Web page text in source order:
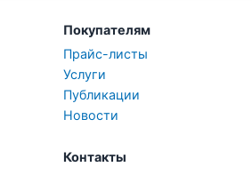
Покупателям
Прайс-листы
Услуги
Публикации
Новости
Контакты